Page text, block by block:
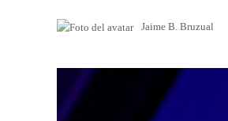
Jaime B. Bruzual